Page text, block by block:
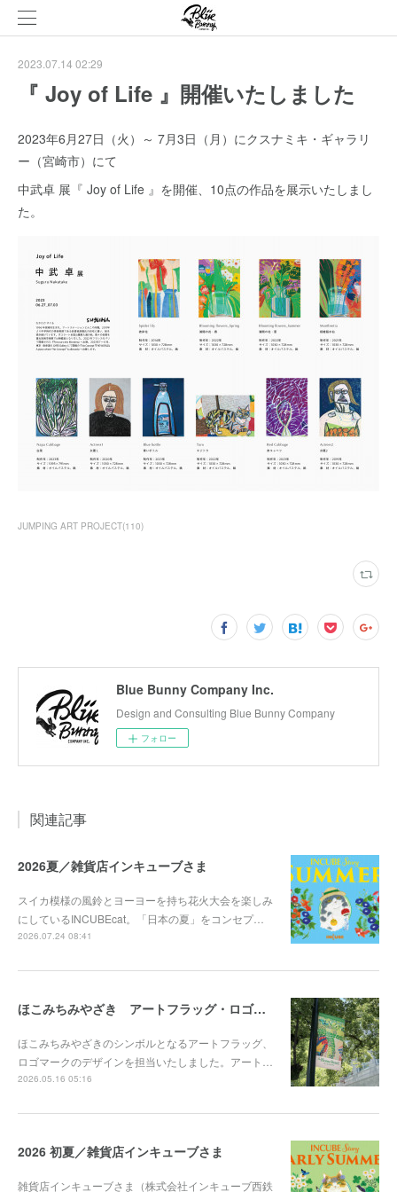
2023.07.14 02:29
『 Joy of Life 』開催いたしました
2023年6月27日（火）～ 7月3日（月）にクスナミキ・ギャラリ
ー（宮崎市）にて
中武卓 展『 Joy of Life 』を開催、10点の作品を展示いたしまし
た。
JUMPING ART PROJECT(110)
Blue Bunny Company Inc.
Design and Consulting Blue Bunny Company
フォロー
関連記事
2026夏／雑貨店インキューブさま
スイカ模様の風鈴とヨーヨーを持ち花火大会を楽しみ
にしているINCUBEcat。「日本の夏」をコンセプ…
2026.07.24 08:41
ほこみちみやざき アートフラッグ・ロゴマークを担当
ほこみちみやざきのシンボルとなるアートフラッグ、
ロゴマークのデザインを担当いたしました。アート…
2026.05.16 05:16
2026 初夏／雑貨店インキューブさま
雑貨店インキューブさま（株式会社インキューブ西鉄